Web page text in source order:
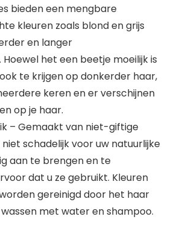
bieden een mengbare
kleuren zoals blond en grijs
en langer
het een beetje moeilijk is
te krijgen op donkerder haar,
keren en er verschijnen
op je haar.
– Gemaakt van niet-giftige
schadelijk voor uw natuurlijke
aan te brengen en te
dat u ze gebruikt. Kleuren
gereinigd door het haar
met water en shampoo.